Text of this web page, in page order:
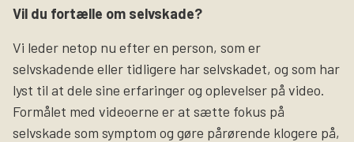
Vil du fortælle om selvskade?
Vi leder netop nu efter en person, som er
selvskadende eller tidligere har selvskadet, og som har
lyst til at dele sine erfaringer og oplevelser på video.
Formålet med videoerne er at sætte fokus på
selvskade som symptom og gøre pårørende klogere på,